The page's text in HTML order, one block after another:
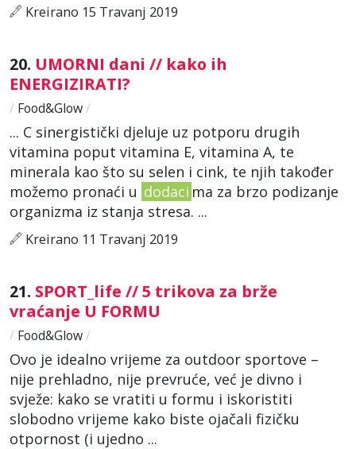
Kreirano 15 Travanj 2019
20. UMORNI dani // kako ih
ENERGIZIRATI?
/ Food&Glow/
... C sinergistički djeluje uz potporu drugih
vitamina poput vitamina E, vitamina A, te
minerala kao što su selen i cink, te njih također
možemo pronaći u dodaci ma za brzo podizanje
organizma iz stanja stresa. ...
Kreirano 11 Travanj 2019
21. SPORT_life // 5 trikova za brže
vraćanje U FORMU
/ Food&Glow/
Ovo je idealno vrijeme za outdoor sportove –
nije prehladno, nije prevruće, već je divno i
svježe: kako se vratiti u formu i iskoristiti
slobodno vrijeme kako biste ojačali fizičku
otpornost (i ujedno ...